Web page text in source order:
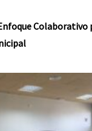
Colaborativo